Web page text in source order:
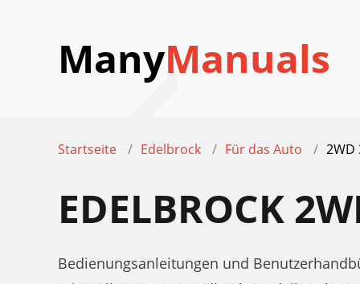
ManyManuals
Startseite Edelbrock Für das Auto 2WD
EDELBROCK
Bedienungsanleitungen und